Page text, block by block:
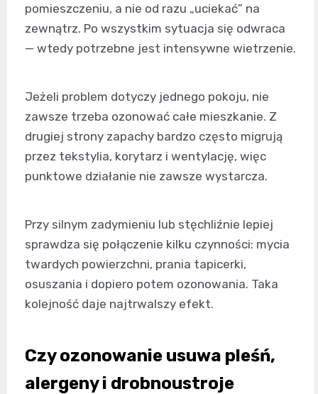
pomieszczeniu, a nie od razu „uciekać” na
zewnątrz. Po wszystkim sytuacja się odwraca
— wtedy potrzebne jest intensywne wietrzenie.
Jeżeli problem dotyczy jednego pokoju, nie
zawsze trzeba ozonować całe mieszkanie. Z
drugiej strony zapachy bardzo często migrują
przez tekstylia, korytarz i wentylację, więc
punktowe działanie nie zawsze wystarcza.
Przy silnym zadymieniu lub stęchliźnie lepiej
sprawdza się połączenie kilku czynności: mycia
twardych powierzchni, prania tapicerki,
osuszania i dopiero potem ozonowania. Taka
kolejność daje najtrwalszy efekt.
Czy ozonowanie usuwa pleśń,
alergeny i drobnoustroje